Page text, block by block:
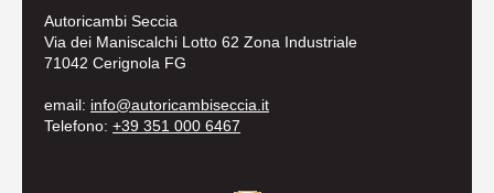
Autoricambi Seccia
Via dei Maniscalchi Lotto 62 Zona Industriale
71042 Cerignola FG
email: info@autoricambiseccia.it
Telefono: +39 351 000 6467